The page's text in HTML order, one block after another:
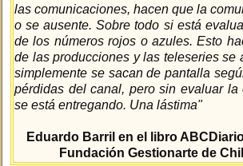
las comunicaciones, hacen que la
o se ausente. Sobre todo si está
de los números rojos o azules. Esto
de las producciones y las teleseries se
simplemente se sacan de pantalla
pérdidas del canal, pero sin evaluar
se está entregando. Una lástima"
Eduardo Barril en el libro
Fundación Gestionarte de